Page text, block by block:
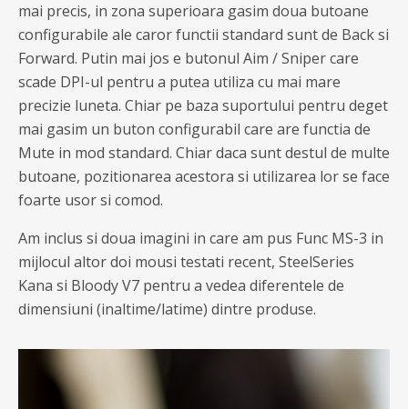
mai precis, in zona superioara gasim doua butoane
configurabile ale caror functii standard sunt de Back si
Forward. Putin mai jos e butonul Aim / Sniper care
scade DPI-ul pentru a putea utiliza cu mai mare
precizie luneta. Chiar pe baza suportului pentru deget
mai gasim un buton configurabil care are functia de
Mute in mod standard. Chiar daca sunt destul de multe
butoane, pozitionarea acestora si utilizarea lor se face
foarte usor si comod.
Am inclus si doua imagini in care am pus Func MS-3 in
mijlocul altor doi mousi testati recent, SteelSeries
Kana si Bloody V7 pentru a vedea diferentele de
dimensiuni (inaltime/latime) dintre produse.